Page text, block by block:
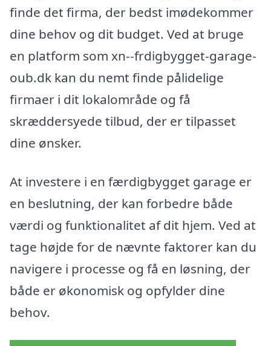
finde det firma, der bedst imødekommer
dine behov og dit budget. Ved at bruge
en platform som xn--frdigbygget-garage-
oub.dk kan du nemt finde pålidelige
firmaer i dit lokalområde og få
skræddersyede tilbud, der er tilpasset
dine ønsker.
At investere i en færdigbygget garage er
en beslutning, der kan forbedre både
værdi og funktionalitet af dit hjem. Ved at
tage højde for de nævnte faktorer kan du
navigere i processe og få en løsning, der
både er økonomisk og opfylder dine
behov.